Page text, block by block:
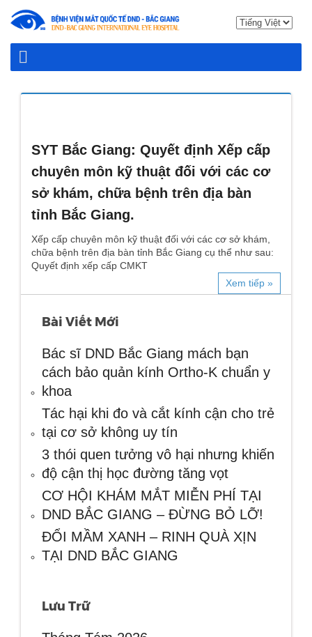
SYT Bắc Giang: Quyết định Xếp cấp
chuyên môn kỹ thuật đối với các cơ
sở khám, chữa bệnh trên địa bàn
tỉnh Bắc Giang.
Xếp cấp chuyên môn kỹ thuật đối với các cơ sở khám,
chữa bệnh trên địa bàn tỉnh Bắc Giang cụ thể như sau:
Quyết định xếp cấp CMKT
Xem tiếp »
Bài Viết Mới
Bác sĩ DND Bắc Giang mách bạn
cách bảo quản kính Ortho-K chuẩn y
khoa
Tác hại khi đo và cắt kính cận cho trẻ
tại cơ sở không uy tín
3 thói quen tưởng vô hại nhưng khiến
độ cận thị học đường tăng vọt
CƠ HỘI KHÁM MẮT MIỄN PHÍ TẠI
DND BẮC GIANG – ĐỪNG BỎ LỠ!
ĐỔI MẦM XANH – RINH QUÀ XỊN
TẠI DND BẮC GIANG
Lưu Trữ